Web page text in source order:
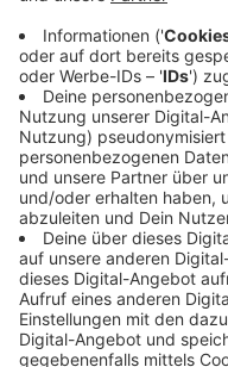
Minute" bei RADIO
Veröffentlicht:
Anzeige
Familienfest am
Samstag
Anzeige